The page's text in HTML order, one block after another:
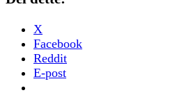
X
Facebook
Reddit
E-post